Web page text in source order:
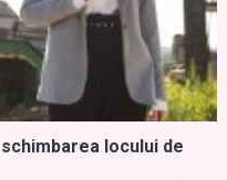
locului de